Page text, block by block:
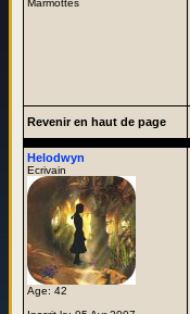
Marmottes
Revenir en haut de page
Helodwyn
Ecrivain
Age: 42